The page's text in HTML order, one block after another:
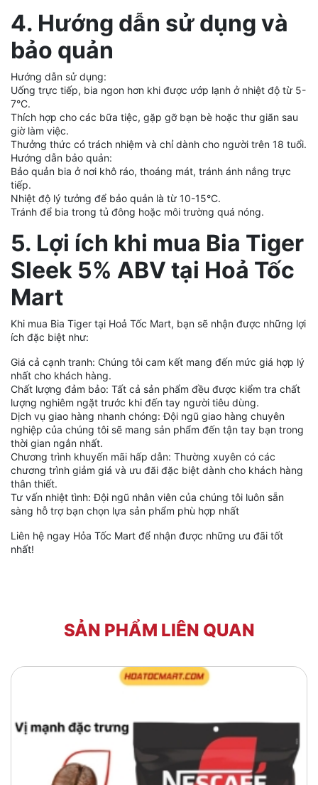
4. Hướng dẫn sử dụng và
bảo quản
Hướng dẫn sử dụng:
Uống trực tiếp, bia ngon hơn khi được ướp lạnh ở nhiệt độ từ 5-
7°C.
Thích hợp cho các bữa tiệc, gặp gỡ bạn bè hoặc thư giãn sau
giờ làm việc.
Thưởng thức có trách nhiệm và chỉ dành cho người trên 18 tuổi.
Hướng dẫn bảo quản:
Bảo quản bia ở nơi khô ráo, thoáng mát, tránh ánh nắng trực
tiếp.
Nhiệt độ lý tưởng để bảo quản là từ 10-15°C.
Tránh để bia trong tủ đông hoặc môi trường quá nóng.
5. Lợi ích khi mua Bia Tiger
Sleek 5% ABV tại Hoả Tốc
Mart
Khi mua Bia Tiger tại Hoả Tốc Mart, bạn sẽ nhận được những lợi
ích đặc biệt như:
Giá cả cạnh tranh: Chúng tôi cam kết mang đến mức giá hợp lý
nhất cho khách hàng.
Chất lượng đảm bảo: Tất cả sản phẩm đều được kiểm tra chất
lượng nghiêm ngặt trước khi đến tay người tiêu dùng.
Dịch vụ giao hàng nhanh chóng: Đội ngũ giao hàng chuyên
nghiệp của chúng tôi sẽ mang sản phẩm đến tận tay bạn trong
thời gian ngắn nhất.
Chương trình khuyến mãi hấp dẫn: Thường xuyên có các
chương trình giảm giá và ưu đãi đặc biệt dành cho khách hàng
thân thiết.
Tư vấn nhiệt tình: Đội ngũ nhân viên của chúng tôi luôn sẵn
sàng hỗ trợ bạn chọn lựa sản phẩm phù hợp nhất
Liên hệ ngay Hỏa Tốc Mart để nhận được những ưu đãi tốt
nhất!
SẢN PHẨM LIÊN QUAN